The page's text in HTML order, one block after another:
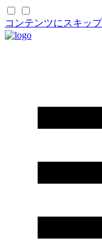
コンテンツにスキップ